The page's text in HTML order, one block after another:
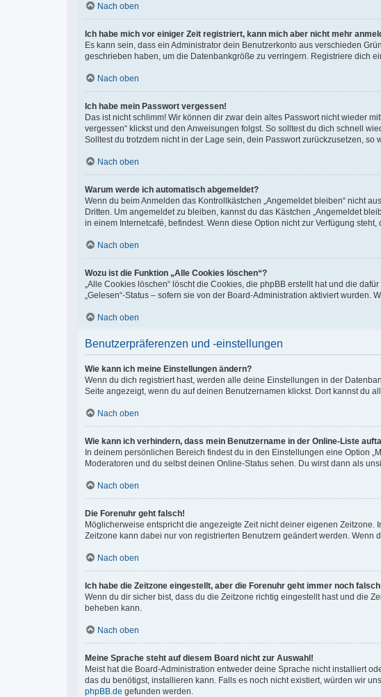
Nach oben
Ich habe mich vor einiger Zeit registriert, kann mich aber nicht mehr
Es kann sein, dass ein Administrator dein Benutzerkonto aus verschieden
geschrieben haben, um die Datenbankgröße zu verringern. Registriere dich
Nach oben
Ich habe mein Passwort vergessen!
Das ist nicht schlimm! Wir können dir zwar dein altes Passwort nicht wieder
vergessen“ klickst und den Anweisungen folgst. So solltest du dich schnell
Solltest du trotzdem nicht in der Lage sein, dein Passwort zurückzusetzen, so
Nach oben
Warum werde ich automatisch abgemeldet?
Wenn du beim Anmelden das Kontrollkästchen „Angemeldet bleiben“ nicht
Dritten. Um angemeldet zu bleiben, kannst du das Kästchen „Angemeldet
in einem Internetcafé, befindest. Wenn diese Option nicht zur Verfügung
Nach oben
Wozu ist die Funktion „Alle Cookies löschen“?
„Alle Cookies löschen“ löscht die Cookies, die phpBB erstellt hat und die
„Gelesen“-Status – sofern sie von der Board-Administration aktiviert
Nach oben
Benutzerpräferenzen und -einstellungen
Wie kann ich meine Einstellungen ändern?
Wenn du dich registriert hast, werden alle deine Einstellungen in der
Seite angezeigt, wenn du auf deinen Benutzernamen klickst. Dort kannst du
Nach oben
Wie kann ich verhindern, dass mein Benutzername in der Online-Liste
In deinem persönlichen Bereich findest du in den Einstellungen eine Option
Moderatoren und du selbst deinen Online-Status sehen. Du wirst dann als
Nach oben
Die Forenuhr geht falsch!
Möglicherweise entspricht die angezeigte Zeit nicht deiner eigenen Zeitzone.
Zeitzone kann dabei nur von registrierten Benutzern geändert werden. Wenn
Nach oben
Ich habe die Zeitzone eingestellt, aber die Forenuhr geht immer noch
Wenn du dir sicher bist, dass du die Zeitzone richtig eingestellt hast und die
beheben kann.
Nach oben
Meine Sprache steht auf diesem Board nicht zur Auswahl!
Meist hat die Board-Administration entweder deine Sprache nicht installiert
das du benötigst, installieren kann. Falls es noch nicht existiert, würden wir
phpBB.de gefunden werden.